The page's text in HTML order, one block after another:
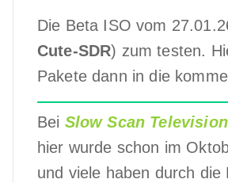
Die Beta ISO vom
Cute-SDR) zum testen.
Pakete dann in die
Bei Slow Scan Television
hier wurde schon im
und viele haben durch die